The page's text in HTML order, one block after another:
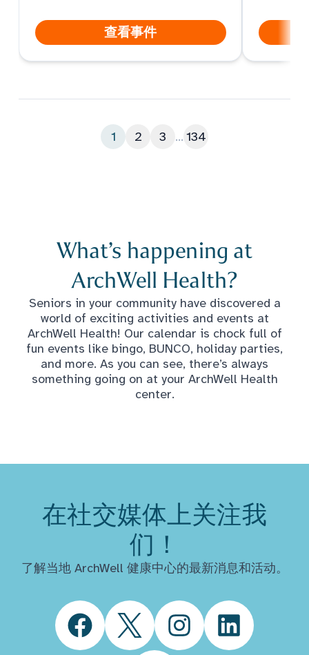
查看事件
1 2 3 ... 134
What’s happening at
ArchWell Health?
Seniors in your community have discovered a
world of exciting activities and events at
ArchWell Health! Our calendar is chock full of
fun events like bingo, BUNCO, holiday parties,
and more. As you can see, there’s always
something going on at your ArchWell Health
center.
在社交媒体上关注我
们！
了解当地 ArchWell 健康中心的最新消息和活动。
FacebookTwitter InstagramLinkedIn